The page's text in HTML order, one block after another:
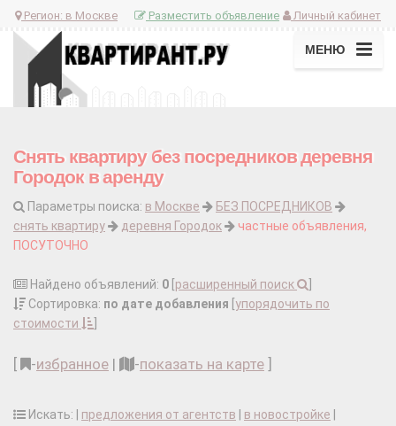
Регион: в Москве Личный кабинет
Разместить объявление
МЕНЮ
Снять квартиру без посредников деревня
Городок в аренду
Параметры поиска: в Москве
БЕЗ ПОСРЕДНИКОВ
снять квартиру
деревня Городок
частные объявления,
ПОСУТОЧНО
Найдено объявлений: 0 расширенный поиск
Сортировка: по дате добавления упорядочить по
стоимости
-избранное | -показать на карте
Искать: | предложения от агентств в новостройке